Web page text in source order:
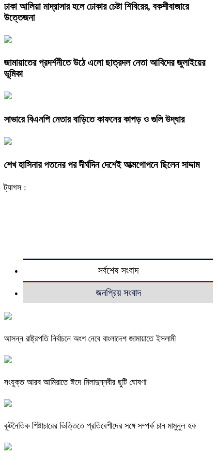
ঢাকা আলিয়া মাদ্রাসার হলে ঢোকার চেষ্টা শিবিরের, বকশীবাজারে
উত্তেজনা
জামায়াতের প্রদর্শনীতে উঠে এলো ছাত্রদল নেতা আবিদের জুলাইয়ের
ভূমিকা
সাভারে বিএনপি নেতার বাড়িতে কাফনের কাপড় ও গুলি উদ্ধার
শেখ হাসিনার পতনের পর দীর্ঘদিন দেশেই আত্মগোপনে ছিলেন সাদ্দাম
ট্যাগস :
সর্বশেষ সংবাদ
জনপ্রিয় সংবাদ
আসন্ন রাষ্ট্রপতি নির্বাচনে অংশ নেবে বাংলাদেশ জামায়াতে ইসলামী
সংযুক্ত আরব আমিরাতে ঈদে মিলাদুন্নবীর ছুটি ঘোষণা
কূটনৈতিক শিষ্টাচারের ভিত্তিতে প্রতিবেশীদের সঙ্গে সম্পর্ক চান মামুনুল হক